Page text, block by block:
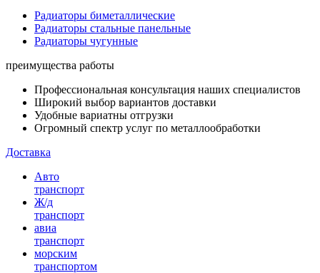
Радиаторы биметаллические
Радиаторы стальные панельные
Радиаторы чугунные
преимущества работы
Профессиональная консультация наших специалистов
Широкий выбор вариантов доставки
Удобные вариатны отгрузки
Огромный спектр услуг по металлообработки
Доставка
Авто
транспорт
Ж/д
транспорт
авиа
транспорт
морским
транспортом